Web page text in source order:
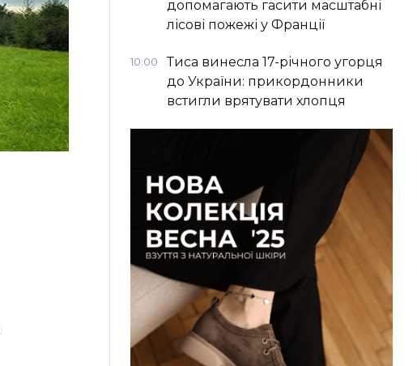
допомагають гасити масштабні
лісові пожежі у Франції
10:00
Тиса винесла 17-річного угорця
до України: прикордонники
встигли врятувати хлопця